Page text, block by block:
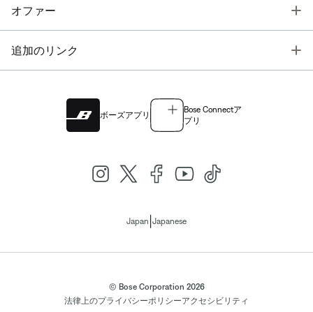
オファー
追加のリンク
ボーズアプリ
Bose Connectア
プリ
Japan Japanese
© Bose Corporation 2026
法律上のプライバシーポリシーアクセシビリティ